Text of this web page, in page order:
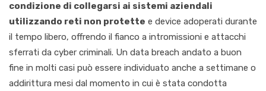
condizione di collegarsi ai sistemi aziendali
utilizzando reti non protette e device adoperati durante
il tempo libero, offrendo il fianco a intromissioni e attacchi
sferrati da cyber criminali. Un data breach andato a buon
fine in molti casi può essere individuato anche a settimane o
addirittura mesi dal momento in cui è stata condotta